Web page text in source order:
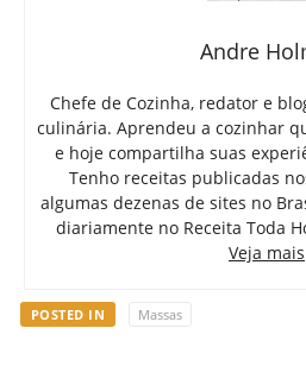
Andre
Chefe de Cozinha, redator e
culinária. Aprendeu a cozinhar
e hoje compartilha suas
Tenho receitas publicadas
algumas dezenas de sites no
diariamente no Receita Toda
Veja mais
POSTED IN Massas